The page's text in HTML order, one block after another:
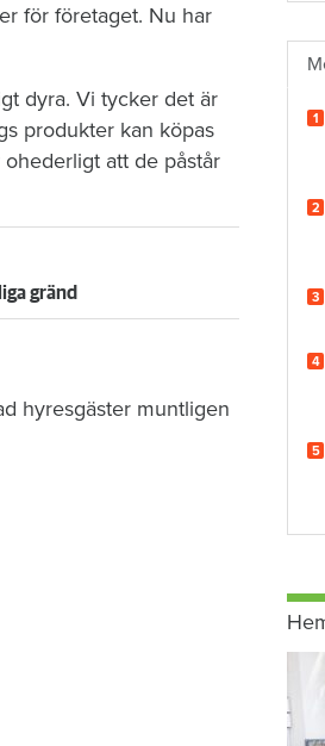
för företaget. Nu har
dyra. Vi tycker det är
produkter kan köpas
att de påstår
gränd
hyresgäster muntligen